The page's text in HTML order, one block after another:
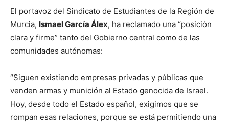
El portavoz del Sindicato de Estudiantes de la Región de
Murcia, Ismael García Álex, ha reclamado una “posición
clara y firme” tanto del Gobierno central como de las
comunidades autónomas:
“Siguen existiendo empresas privadas y públicas que
venden armas y munición al Estado genocida de Israel.
Hoy, desde todo el Estado español, exigimos que se
rompan esas relaciones, porque se está permitiendo una